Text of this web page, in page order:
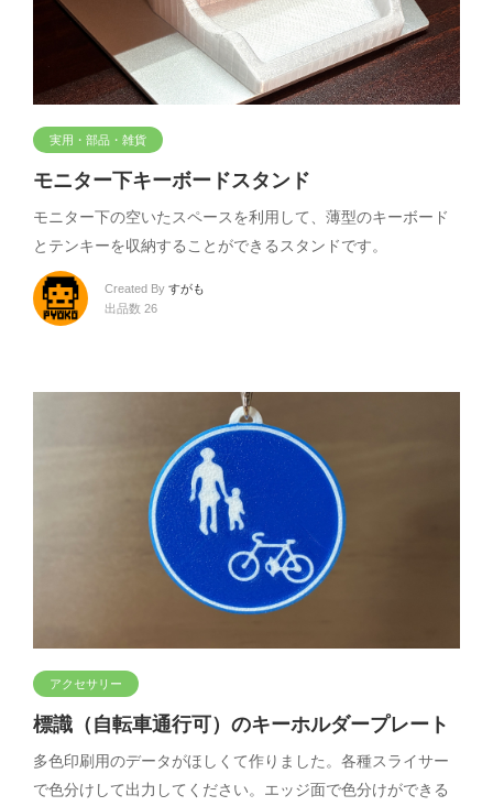
実用・部品・雑貨
モニター下キーボードスタンド
モニター下の空いたスペースを利用して、薄型のキーボード
とテンキーを収納することができるスタンドです。
Created By すがも
出品数 26
アクセサリー
標識（自転車通行可）のキーホルダープレート
多色印刷用のデータがほしくて作りました。各種スライサー
で色分けして出力してください。エッジ面で色分けができる